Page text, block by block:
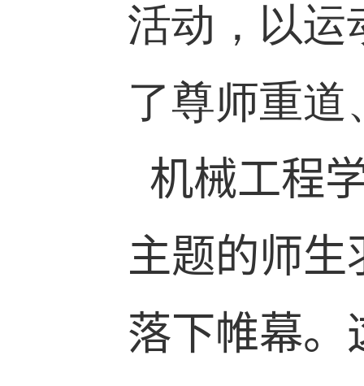
活动，以运
了尊师重道
机械工程
主题的师生
落下帷幕。